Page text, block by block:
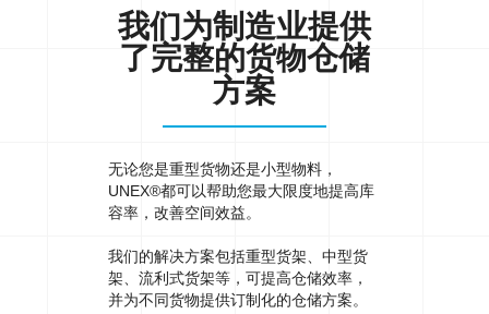
我们为制造业提供
了完整的货物仓储
方案
无论您是重型货物还是小型物料，
UNEX®都可以帮助您最大限度地提高库
容率，改善空间效益。
我们的解决方案包括重型货架、中型货
架、流利式货架等，可提高仓储效率，
并为不同货物提供订制化的仓储方案。